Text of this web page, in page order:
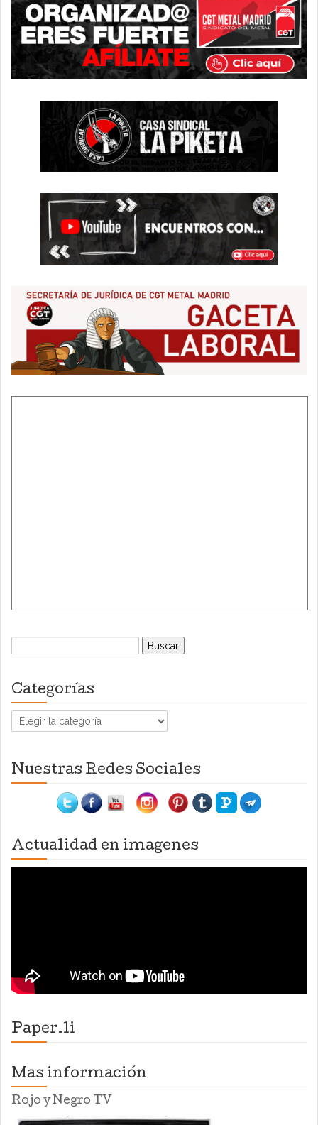
Buscar:
Categorías
Categorías
Nuestras Redes Sociales
Actualidad en imagenes
Paper.li
Mas información
Rojo y Negro TV